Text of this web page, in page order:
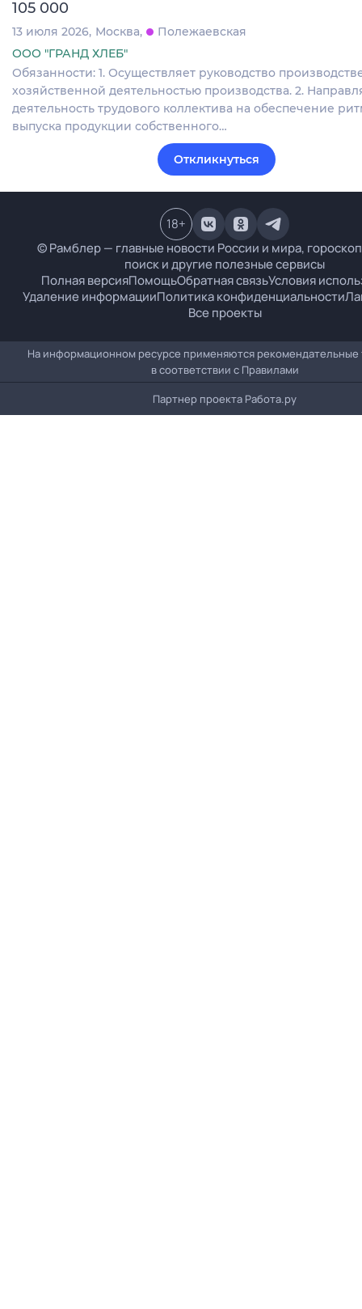
105 000
13 июля 2026 Москва
Полежаевская
ООО "ГРАНД ХЛЕБ"
Обязанности: 1. Осуществляет руководство
хозяйственной деятельностью производства. 2.
деятельность трудового коллектива на обеспечение
выпуска продукции собственного…
Откликнуться
© Рамблер — главные новости России и мира,
поиск и другие полезные сервисы
Полная версияПомощьОбратная связьУсловия
Удаление информацииПолитика конфиденциальности
Все проекты
18+
На информационном ресурсе применяются рекомендательные
в соответствии с Правилами
Партнер проекта Работа.ру